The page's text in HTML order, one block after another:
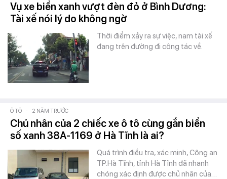
Vụ xe biển xanh vượt đèn đỏ ở Bình Dương:
Tài xế nói lý do không ngờ
Thời điểm xảy ra sự việc, nam tài xế
đang trên đường đi công tác về.
Ô TÔ - 2 NĂM TRƯỚC
Chủ nhân của 2 chiếc xe ô tô cùng gắn biển
số xanh 38A-1169 ở Hà Tĩnh là ai?
Quá trình điều tra, xác minh, Công an
TP.Hà Tĩnh, tỉnh Hà Tĩnh đã nhanh
chóng xác định được chủ nhân của…